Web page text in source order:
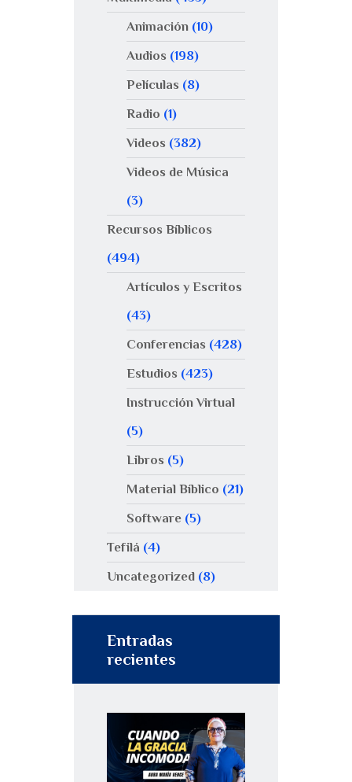
Animación(10)
Audios (198)
Películas (8)
Radio (1)
Videos (382)
Videos de Música
(3)
Recursos Bíblicos
(494)
Artículos y Escritos
(43)
Conferencias (428)
Estudios (423)
Instrucción Virtual
(5)
Libros (5)
Material Bíblico (21)
Software(5)
Tefilá (4)
Uncategorized (8)
Entradas
recientes